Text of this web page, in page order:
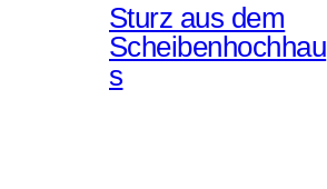
Sturz aus dem
Scheibenhochhau
s